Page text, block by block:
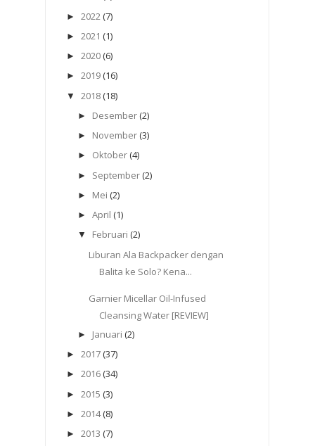
► 2022 (7)
► 2021 (1)
► 2020 (6)
► 2019 (16)
▼ 2018 (18)
► Desember (2)
► November (3)
► Oktober (4)
► September (2)
► Mei (2)
► April (1)
▼ Februari (2)
Liburan Ala Backpacker dengan
Balita ke Solo? Kena...
Garnier Micellar Oil-Infused
Cleansing Water [REVIEW]
► Januari (2)
► 2017 (37)
► 2016 (34)
► 2015 (3)
► 2014 (8)
► 2013 (7)